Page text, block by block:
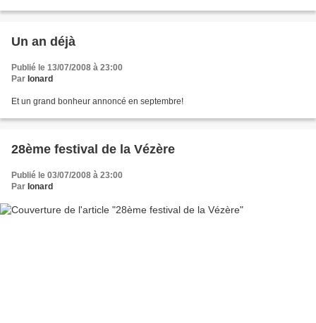
Un an déjà
Publié le 13/07/2008 à 23:00
Par Ionard
Et un grand bonheur annoncé en septembre!
28ème festival de la Vézère
Publié le 03/07/2008 à 23:00
Par Ionard